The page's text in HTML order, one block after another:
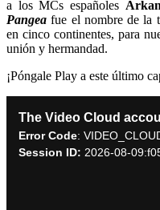
a los MCs españoles
Pangeafue el nombre de la
en cinco continentes, para
unión y hermandad.
¡Póngale Play a este último